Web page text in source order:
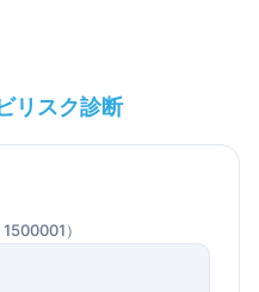
リスク診断
）